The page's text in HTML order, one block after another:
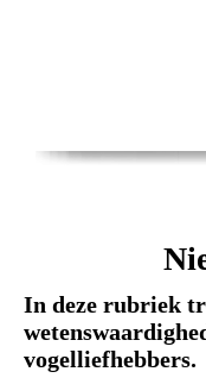
In deze rubriek
vogelliefhebbers.